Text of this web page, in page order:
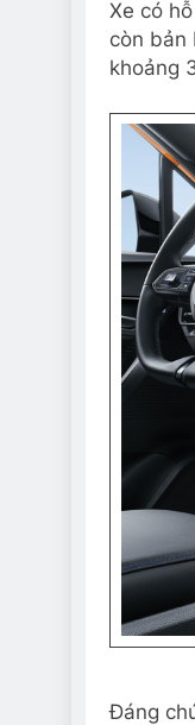
Xe có
còn bản
khoảng
Đáng